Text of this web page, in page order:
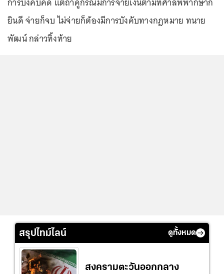
ยินดี จ่ายก็จบ ไม่จ่ายก็ต้องมีการบังคับทางกฎหมาย ทนาย
พัฒน์ กล่าวทิ้งท้าย
สรุปไทม์ไลน์ ดูทั้งหมด
สงครามตะวันออกกลาง